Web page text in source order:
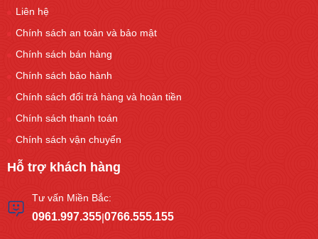
Liên hệ
Chính sách an toàn và bảo mật
Chính sách bán hàng
Chính sách bảo hành
Chính sách đổi trả hàng và hoàn tiền
Chính sách thanh toán
Chính sách vận chuyển
Hỗ trợ khách hàng
Tư vấn Miền Bắc:
0961.997.355|0766.555.155